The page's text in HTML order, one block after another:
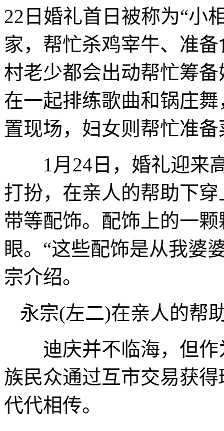
22日婚礼首日被称为“小
家，帮忙杀鸡宰牛、准
村老少都会出动帮忙筹
在一起排练歌曲和锅庄
置现场，妇女则帮忙准备
1月24日，婚礼迎来高
打扮，在亲人的帮助下
带等配饰。配饰上的一
眼。“这些配饰是从我婆
宗介绍。
永宗(左二)在亲人的帮
迪庆并不临海，但作
族民众通过互市交易获
代代相传。